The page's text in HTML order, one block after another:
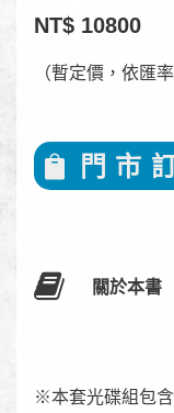
NT$ 10800
（暫定價，依匯率
門 市
關於本書
※本套光碟組包含